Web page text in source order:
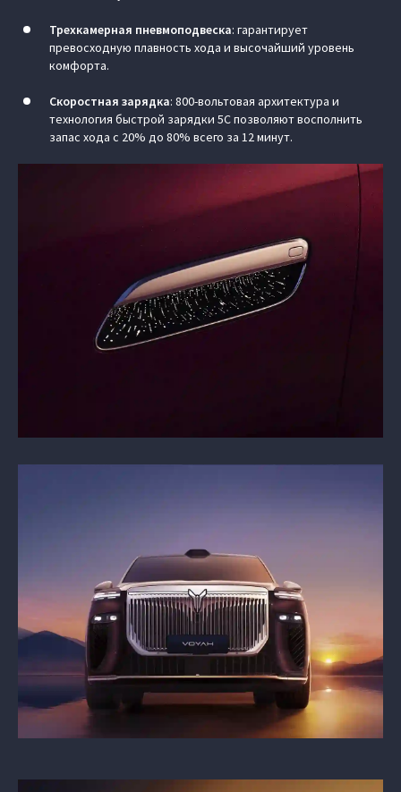
Трехкамерная пневмоподвеска: гарантирует
превосходную плавность хода и высочайший уровень
комфорта.
Скоростная зарядка: 800-вольтовая архитектура и
технология быстрой зарядки 5C позволяют восполнить
запас хода с 20% до 80% всего за 12 минут.